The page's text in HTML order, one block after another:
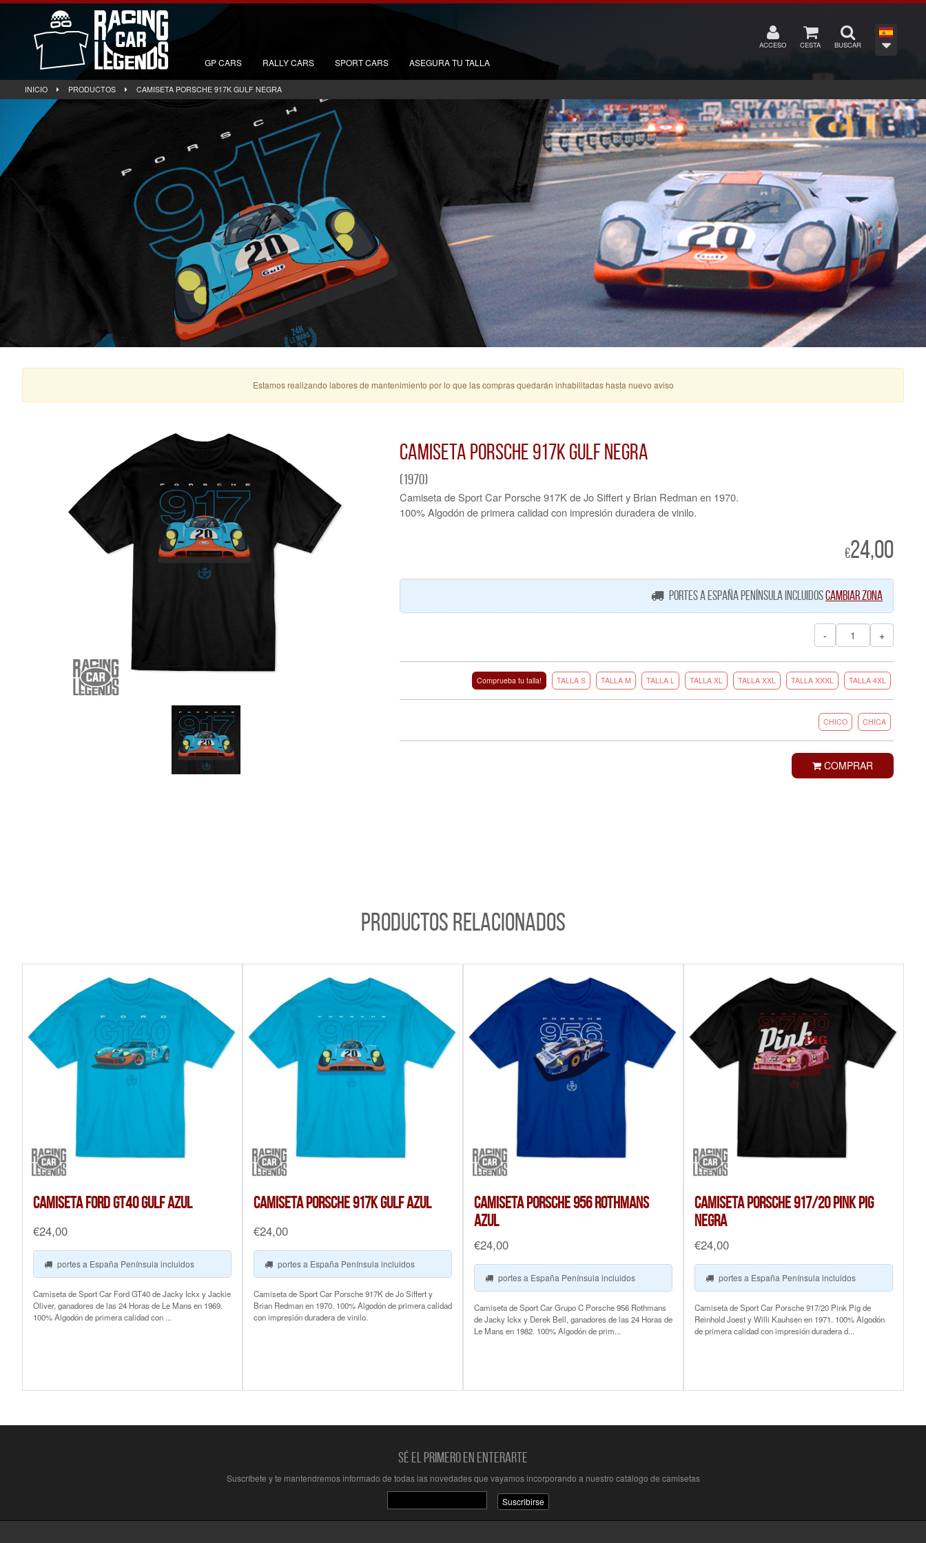
GP CARS RALLY CARS SPORT CARS ASEGURA TU TALLA
ACCESO CESTA BUSCAR
INICIO PRODUCTOS CAMISETA PORSCHE 917K GULF NEGRA
Estamos realizando labores de mantenimiento por lo que las compras quedarán inhabilitadas hasta nuevo aviso
Camiseta Porsche 917K Gulf Negra
(1970)
Camiseta de Sport Car Porsche 917K de Jo Siffert y Brian Redman en 1970.
100% Algodón de primera calidad con impresión duradera de vinilo.
€24,00
portes a España Península incluidoscambiar zona
- +
Comprueba tu talla! TALLA S TALLA M TALLA L TALLA XL TALLA XXL TALLA XXXL TALLA 4XL
CHICO CHICA
COMPRAR
PRODUCTOS RELACIONADOS
Camiseta Ford GT40 Gulf Azul
€24,00
portes a España Península incluidos
Camiseta de Sport Car Ford GT40 de Jacky Ickx y Jackie
Oliver, ganadores de las 24 Horas de Le Mans en 1969.
100% Algodón de primera calidad con ...
Camiseta Porsche 917K Gulf Azul
€24,00
portes a España Península incluidos
Camiseta de Sport Car Porsche 917K de Jo Siffert y
Brian Redman en 1970. 100% Algodón de primera calidad
con impresión duradera de vinilo.
Camiseta Porsche 956 Rothmans
Azul
€24,00
portes a España Península incluidos
Camiseta de Sport Car Grupo C Porsche 956 Rothmans
de Jacky Ickx y Derek Bell, ganadores de las 24 Horas de
Le Mans en 1982. 100% Algodón de prim...
Camiseta Porsche 917/20 Pink Pig
Negra
€24,00
portes a España Península incluidos
Camiseta de Sport Car Porsche 917/20 Pink Pig de
Reinhold Joest y Willi Kauhsen en 1971. 100% Algodón
de primera calidad con impresión duradera d...
Sé el primero en enterarte
Suscríbete y te mantendremos informado de todas las novedades que vayamos incorporando a nuestro catálogo de camisetas
Suscribirse